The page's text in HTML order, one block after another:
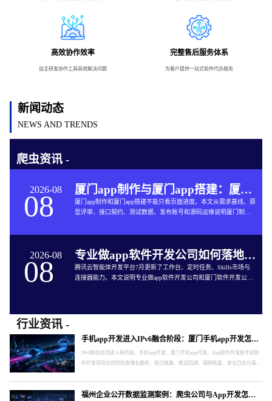
高效协作效率
自主研发协作工具高效解决问题
完整售后服务体系
为客户提供一站式软件代办服务
新闻动态
NEWS AND TRENDS
爬虫资讯 -
2026-08
08 厦门app制作与厦门app搭建：厦门App开发的六个交付关口
厦门app制作和厦门app搭建不能只看页面进度。本文从需求基线、原
型评审、接口契约、测试数据、发布账号和源码运维说明厦门制作
2026-08
08 专业做app软件开发公司如何落地企业智能体工作台
腾讯云智能体开发平台7月更新了工作台、定时任务、Skills市场与
连接器能力。本文说明专业做app软件开发公司和厦门软件开发公司
行业资讯 -
手机app开发进入IPv6融合阶段：厦门手机app开发怎样验收真实网络
IPv6融合应用进入新阶段，手机app开发、厦门手机app开发、App软件开发和手机软
件开发项目应同时检查域名解析、接口链路、推送回调、弱网恢复、安全日志与真实
福州企业公开数据监测案例：爬虫公司与App开发怎样形成处置闭环